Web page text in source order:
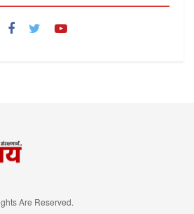
Are Reserved.